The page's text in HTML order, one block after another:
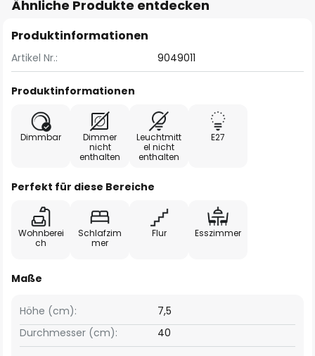
Ähnliche Produkte entdecken
Produktinformationen
Artikel Nr.: 9049011
Produktinformationen
Dimmbar
Dimmer
nicht
enthalten
Leuchtmitt
el nicht
enthalten
E27
Perfekt für diese Bereiche
Wohnberei
ch
Schlafzim
mer
Flur Esszimmer
Maße
Höhe (cm):
7,5
Durchmesser (cm):
40